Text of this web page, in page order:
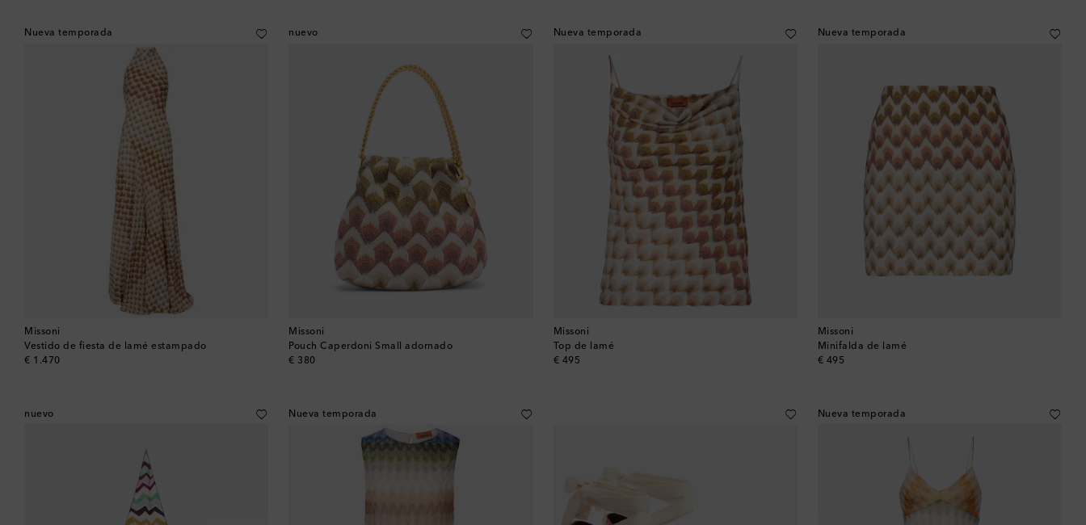
Nueva temporada
Missoni
Vestido de fiesta de lamé estampado
€ 1.470
original price
nuevo
Missoni
Pouch Caperdoni Small adornado
€ 380
original price
Nueva temporada
Missoni
Top de lamé
€ 495
original price
Nueva temporada
Missoni
Minifalda de lamé
€ 495
original price
nuevo Nueva temporada Nueva temporada